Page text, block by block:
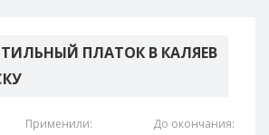
ПЛАТОК В КАЛЯЕВ
Применили: До окончания: